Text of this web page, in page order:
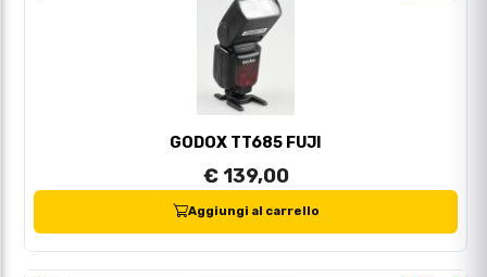
GODOX TT685 FUJI
€ 139,00
Aggiungi al carrello